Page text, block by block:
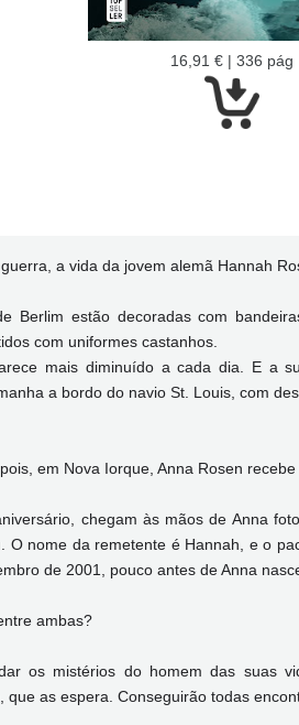
16,91 € | 336 pág
a vida da jovem alemã Hannah
Berlim estão decoradas com
com uniformes castanhos.
mais diminuído a cada dia. E a
a bordo do navio St. Louis, com
em Nova Iorque, Anna Rosen
chegam às mãos de Anna
O nome da remetente é Hannah, e o
de 2001, pouco antes de Anna
ambas?
os mistérios do homem das suas
que as espera. Conseguirão todas